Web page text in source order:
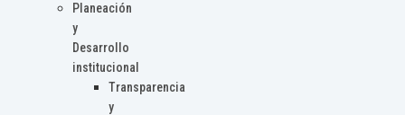
Planeación
y
Desarrollo
institucional
Transparencia
y